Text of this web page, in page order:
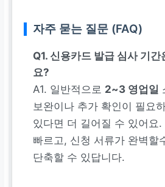
자주 묻는 질문 (FAQ)
Q1. 신용카드 발급 심사 기
요?
A1. 일반적으로 2~3 영업일
보완이나 추가 확인이 필요
있다면 더 길어질 수 있어요.
빠르고, 신청 서류가 완벽할
단축할 수 있답니다.